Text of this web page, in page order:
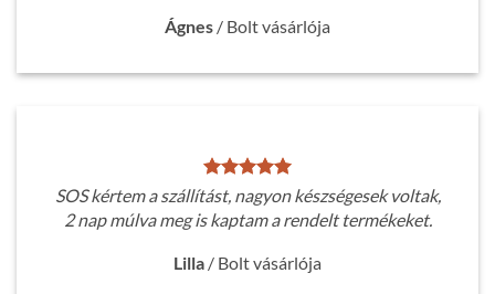
Ágnes / Bolt vásárlója
SOS kértem a szállítást, nagyon készségesek voltak,
2 nap múlva meg is kaptam a rendelt termékeket.
Lilla / Bolt vásárlója